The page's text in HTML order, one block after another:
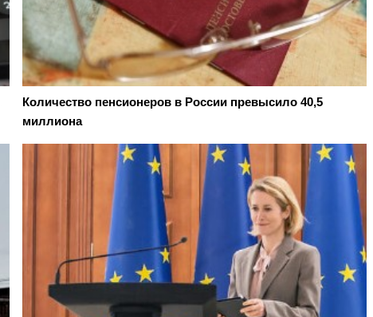
Количество пенсионеров в России превысило 40,5
миллиона